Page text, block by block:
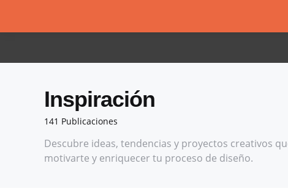
141 Publicaciones
Inspiración
Descubre ideas, tendencias y proyectos creativos
motivarte y enriquecer tu proceso de diseño.